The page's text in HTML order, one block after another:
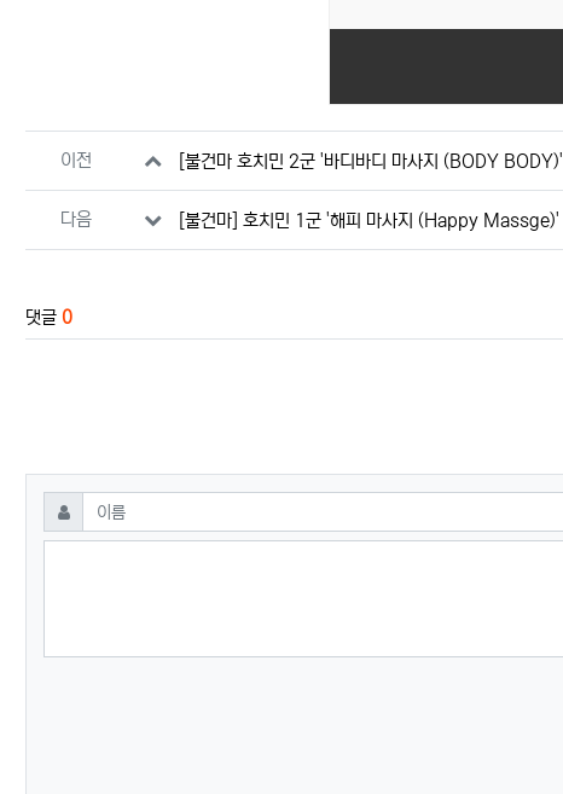
관련자료
이전 [불건마 호치민 2군 '바디바디 마사지 (BODY BODY)'
다음 [불건마] 호치민 1군 '해피 마사지 (Happy Massge)'
댓글 0
댓글쓰기
이름 필수